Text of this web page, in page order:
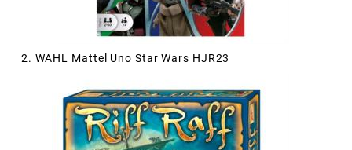
2. WAHL Mattel Uno Star Wars HJR23